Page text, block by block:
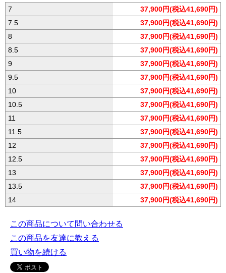
7
37,900円(税込41,690円)
7.5
37,900円(税込41,690円)
8
37,900円(税込41,690円)
8.5
37,900円(税込41,690円)
9
37,900円(税込41,690円)
9.5
37,900円(税込41,690円)
10
37,900円(税込41,690円)
10.5
37,900円(税込41,690円)
11
37,900円(税込41,690円)
11.5
37,900円(税込41,690円)
12
37,900円(税込41,690円)
12.5
37,900円(税込41,690円)
13
37,900円(税込41,690円)
13.5
37,900円(税込41,690円)
14
37,900円(税込41,690円)
この商品について問い合わせる
この商品を友達に教える
買い物を続ける